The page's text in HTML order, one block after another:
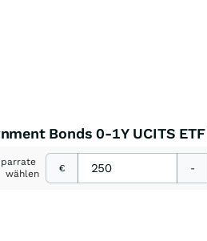
Bonds 0-1Y UCITS
wählen
€ -